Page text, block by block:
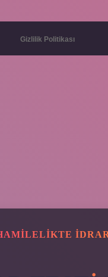
Gizlilik Politikası